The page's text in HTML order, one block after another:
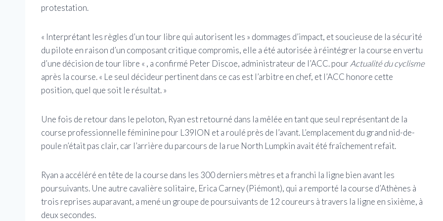
protestation.
« Interprétant les règles d’un tour libre qui autorisent les » dommages d’impact, et soucieuse de la sécurité
du pilote en raison d’un composant critique compromis, elle a été autorisée à réintégrer la course en vertu
d’une décision de tour libre « , a confirmé Peter Discoe, administrateur de l’ACC. pour Actualité du cyclisme
après la course. « Le seul décideur pertinent dans ce cas est l’arbitre en chef, et l’ACC honore cette
position, quel que soit le résultat. »
Une fois de retour dans le peloton, Ryan est retourné dans la mêlée en tant que seul représentant de la
course professionnelle féminine pour L39ION et a roulé près de l’avant. L’emplacement du grand nid-de-
poule n’était pas clair, car l’arrière du parcours de la rue North Lumpkin avait été fraîchement refait.
Ryan a accéléré en tête de la course dans les 300 derniers mètres et a franchi la ligne bien avant les
poursuivants. Une autre cavalière solitaire, Erica Carney (Piémont), qui a remporté la course d’Athènes à
trois reprises auparavant, a mené un groupe de poursuivants de 12 coureurs à travers la ligne en sixième, à
deux secondes.